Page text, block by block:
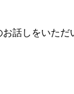
話しをいた